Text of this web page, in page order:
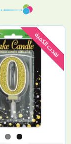
نفدت الكمية